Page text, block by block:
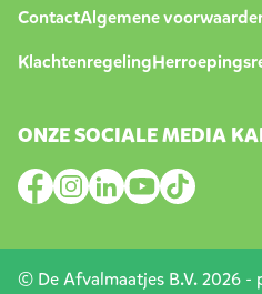
ContactAlgemene
Klachtenregeling
ONZE SOCIALE MEDIA
© De Afvalmaatjes B.V. 2026 -